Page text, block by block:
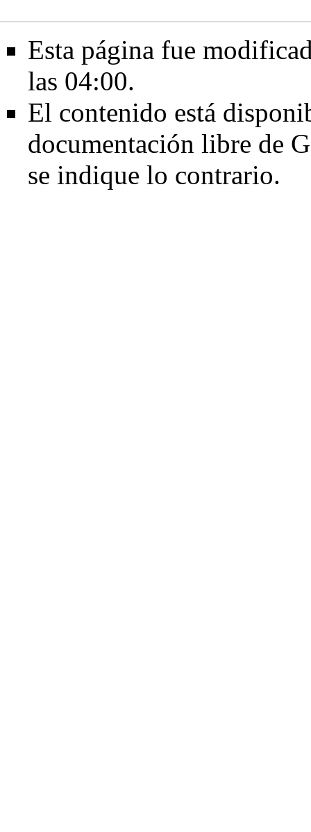
Esta página fue
las 04:00.
El contenido está
documentación libre de
se indique lo contrario.